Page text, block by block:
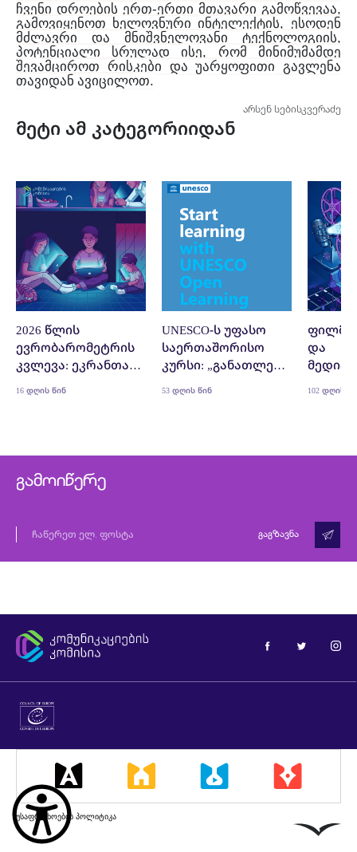
ჩვენი დროების ერთ-ერთი მთავარი გამოწვევაა,
გამოვიყენოთ ხელოვნური ინტელექტის, ესოდენ
მძლავრი
და მნიშვნელოვანი ტექნოლოგიის,
პოტენციალი სრულად ისე,რომ
მინიმუმამდე
შევამციროთ რისკები და უარყოფითი გავლენა
თავიდან ავიცილოთ.
არსენ სებისკვერაძე
მეტი ამ კატეგორიიდან
2026 წლის
ევრობარომეტრის
კვლევა: ეკრანთან
გატარებული
დროის გავლენა
16 დღის წინ
UNESCO-ს უფასო
საერთაშორისო
კურსი: „განათლება
ხელოვნური
ინტელექტის
საკლასო
53 დღის წინ
და
102 დღის
გამოიწერე
გაგზავნა
უსაფრთხოების პოლიტიკა